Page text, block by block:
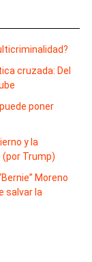
cruzada: Del
poner
y la
Trump)
Moreno
salvar la